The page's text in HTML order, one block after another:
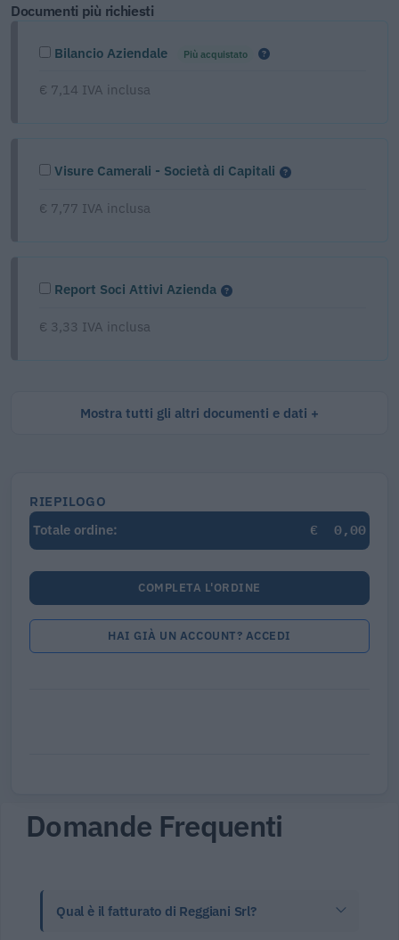
Documenti più richiesti
Bilancio Aziendale Più acquistato
€ 7,14 IVA inclusa
Visure Camerali - Società di Capitali
€ 7,77 IVA inclusa
Report Soci Attivi Azienda
€ 3,33 IVA inclusa
Mostra tutti gli altri documenti e dati
RIEPILOGO
Totale ordine:
€ 0,00
COMPLETA L'ORDINE
HAI GIÀ UN ACCOUNT? ACCEDI
Domande Frequenti
Qual è il fatturato di Reggiani Srl?